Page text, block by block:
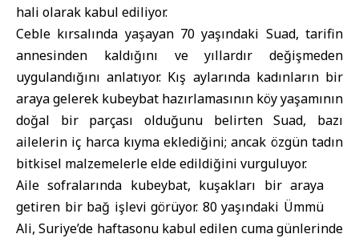
hali olarak kabul ediliyor.
Ceble kırsalında yaşayan 70 yaşındaki Suad, tarifin
annesinden kaldığını ve yıllardır değişmeden
uygulandığını anlatıyor. Kış aylarında kadınların bir
araya gelerek kubeybat hazırlamasının köy yaşamının
doğal bir parçası olduğunu belirten Suad, bazı
ailelerin iç harca kıyma eklediğini; ancak özgün tadın
bitkisel malzemelerle elde edildiğini vurguluyor.
Aile sofralarında kubeybat, kuşakları bir araya
getiren bir bağ işlevi görüyor. 80 yaşındaki Ümmü
Ali, Suriye’de haftasonu kabul edilen cuma günlerinde